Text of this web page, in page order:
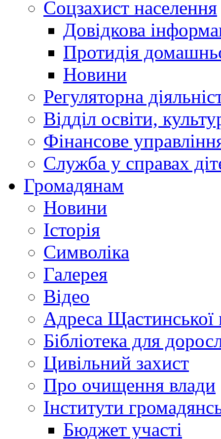
Соцзахист населення
Довідкова
Протидія
Новини
Регуляторна
Відділ освіти,
Фінансове
Служба у справах
Громадянам
Новини
Історія
Символіка
Галерея
Відео
Адреса Щастинської
Бібліотека для
Цивільний захист
Про очищення влади
Інститути
Бюджет участі